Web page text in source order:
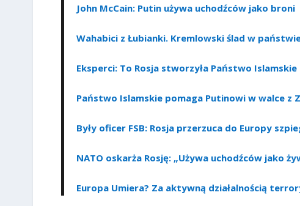
John McCain: Putin używa uchodźców jako broni
Wahabici z Łubianki. Kremlowski ślad w
Eksperci: To Rosja stworzyła Państwo Islamskie
Państwo Islamskie pomaga Putinowi w walce z
Były oficer FSB: Rosja przerzuca do Europy
NATO oskarża Rosję: „Używa uchodźców jako
Europa Umiera? Za aktywną działalnością